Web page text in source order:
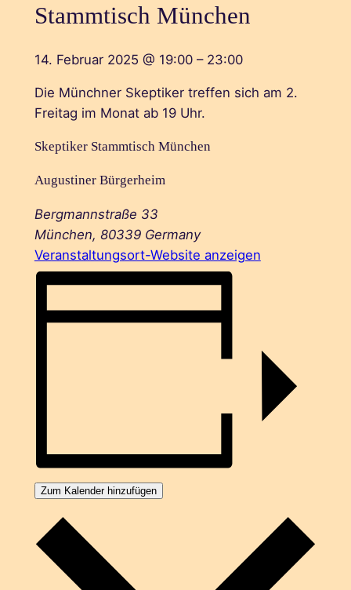
Stammtisch München
14. Februar 2025 @ 19:00 – 23:00
Die Münchner Skeptiker treffen sich am 2.
Freitag im Monat ab 19 Uhr.
Skeptiker Stammtisch München
Augustiner Bürgerheim
Bergmannstraße 33
München, 80339 Germany
Veranstaltungsort-Website anzeigen
Zum Kalender hinzufügen